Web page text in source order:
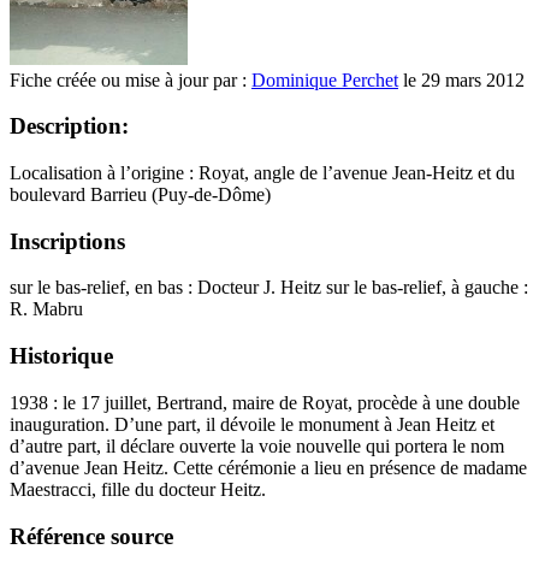
Fiche créée ou mise à jour par : Dominique Perchet le 29 mars 2012
Description:
Localisation à l’origine : Royat, angle de l’avenue Jean-Heitz et du
boulevard Barrieu (Puy-de-Dôme)
Inscriptions
sur le bas-relief, en bas : Docteur J. Heitz sur le bas-relief, à gauche :
R. Mabru
Historique
1938 : le 17 juillet, Bertrand, maire de Royat, procède à une double
inauguration. D’une part, il dévoile le monument à Jean Heitz et
d’autre part, il déclare ouverte la voie nouvelle qui portera le nom
d’avenue Jean Heitz. Cette cérémonie a lieu en présence de madame
Maestracci, fille du docteur Heitz.
Référence source